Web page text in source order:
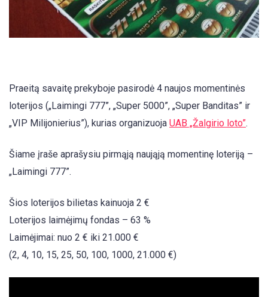
Praeitą savaitę prekyboje pasirodė 4 naujos momentinės
loterijos („Laimingi 777”, „Super 5000”, „Super Banditas” ir
„VIP Milijonierius”), kurias organizuoja UAB „Žalgirio loto”.
Šiame įraše aprašysiu pirmąją naująją momentinę loteriją –
„Laimingi 777”.
Šios loterijos bilietas kainuoja 2 €
Loterijos laimėjimų fondas – 63 %
Laimėjimai: nuo 2 € iki 21.000 €
(2, 4, 10, 15, 25, 50, 100, 1000, 21.000 €)